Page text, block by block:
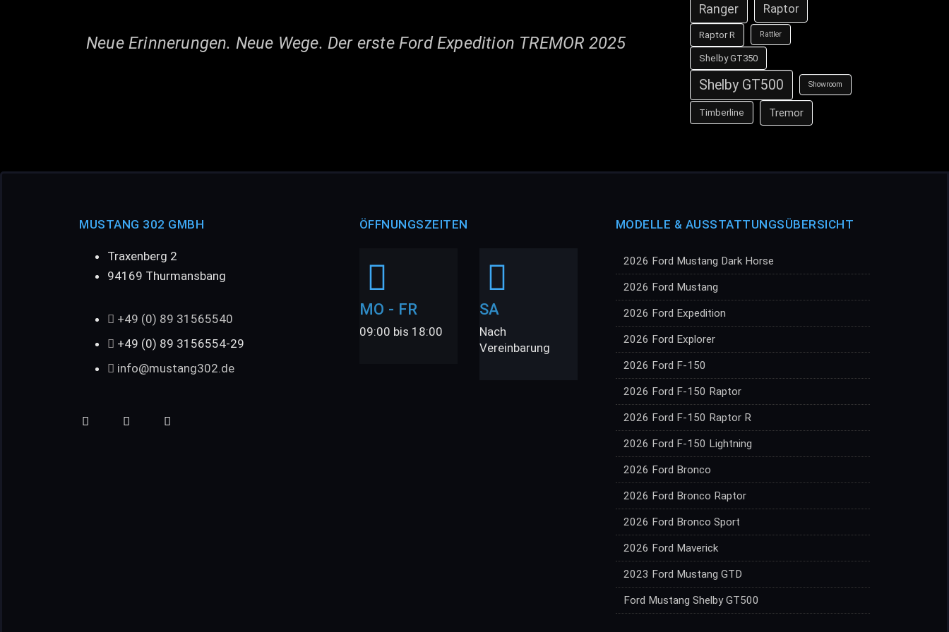
Neue Erinnerungen. Neue Wege. Der erste Ford Expedition TREMOR 2025
Ranger Raptor
Raptor R Rattler
Shelby GT350
Shelby GT500 Showroom
Timberline Tremor
MUSTANG 302 GMBH
Traxenberg 2
94169 Thurmansbang
+49 (0) 89 31565540
+49 (0) 89 3156554-29
info@mustang302.de
ÖFFNUNGSZEITEN
MO - FR
09:00 bis 18:00
SA
Nach
Vereinbarung
MODELLE & AUSSTATTUNGSÜBERSICHT
2026 Ford Mustang Dark Horse
2026 Ford Mustang
2026 Ford Expedition
2026 Ford Explorer
2026 Ford F-150
2026 Ford F-150 Raptor
2026 Ford F-150 Raptor R
2026 Ford F-150 Lightning
2026 Ford Bronco
2026 Ford Bronco Raptor
2026 Ford Bronco Sport
2026 Ford Maverick
2023 Ford Mustang GTD
Ford Mustang Shelby GT500